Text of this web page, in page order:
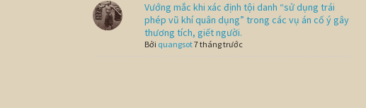
Vướng mắc khi xác định tội danh “sử dụng trái
phép vũ khí quân dụng” trong các vụ án cố ý gây
thương tích, giết người.
Bởi quangsot7 tháng trước